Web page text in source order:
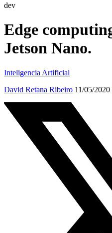
dev
Edge
Jetson Nano.
Inteligencia Artificial
David Retana Ribeiro 11/05/2020